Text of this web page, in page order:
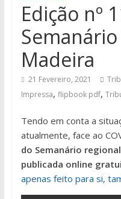
Edição nº
Madeira
21 Fevereiro, 2021
Impressa, flipbook pdf,
Tendo em conta a
atualmente, face ao
do Semanário
publicada online
apenas feito para si,